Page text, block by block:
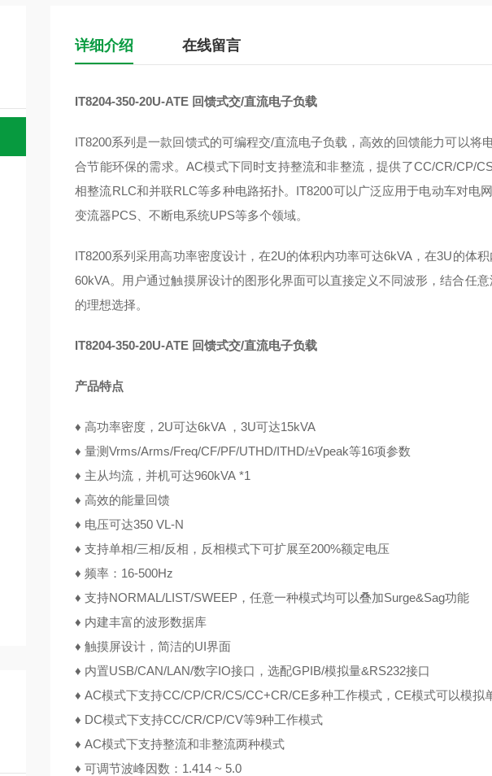
详细介绍 在线留言
IT8204-350-20U-ATE 回馈式交/直流电子负载
IT8200系列是一款回馈式的可编程交/直流电子负载，高效的回馈能力可以
合节能环保的需求。AC模式下同时支持整流和非整流，提供了CC/CR/CP/
相整流RLC和并联RLC等多种电路拓扑。IT8200可以广泛应用于电动车对电
变流器PCS、不断电系统UPS等多个领域。
IT8200系列采用高功率密度设计，在2U的体积内功率可达6kVA，在3U的体
60kVA。用户通过触摸屏设计的图形化界面可以直接定义不同波形，结合任
的理想选择。
IT8204-350-20U-ATE 回馈式交/直流电子负载
产品特点
♦高功率密度，2U可达6kVA ，3U可达15kVA
♦量测Vrms/Arms/Freq/CF/PF/UTHD/ITHD/±Vpeak等16项参数
♦ 主从均流，并机可达960kVA *1
♦高效的能量回馈
♦ 电压可达350 VL-N
♦支持单相/三相/反相，反相模式下可扩展至200%额定电压
♦频率：16-500Hz
♦支持NORMAL/LIST/SWEEP，任意一种模式均可以叠加Surge&Sag功能
♦ 内建丰富的波形数据库
♦触摸屏设计，简洁的UI界面
♦ 内置USB/CAN/LAN/数字IO接口，选配GPIB/模拟量&RS232接口
♦AC模式下支持CC/CP/CR/CS/CC+CR/CE多种工作模式，CE模式可以模拟
♦ DC模式下支持CC/CR/CP/CV等9种工作模式
♦AC模式下支持整流和非整流两种模式
♦可调节波峰因数：1.414 ~ 5.0